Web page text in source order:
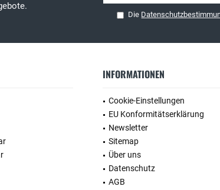
Die
INFORMATIONEN
Cookie-Einstellungen
EU Konformitätserklärung
Newsletter
Sitemap
Über uns
Datenschutz
AGB